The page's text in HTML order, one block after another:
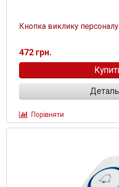
Кнопка виклику персоналу
472 грн.
Порівняти